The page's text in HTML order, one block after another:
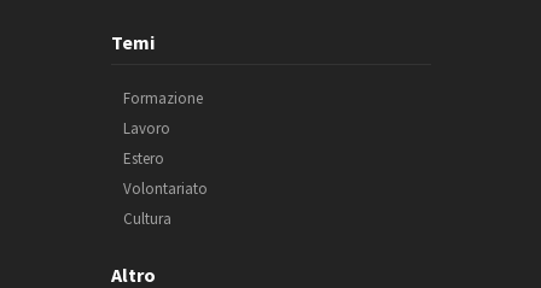
Temi
Formazione
Lavoro
Estero
Volontariato
Cultura
Altro